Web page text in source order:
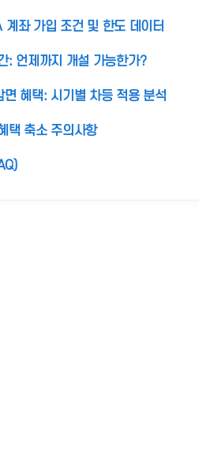
좌 가입 조건 및 한도 데이터
: 언제까지 개설 가능한가?
혜택: 시기별 차등 적용 분석
택 축소 주의사항